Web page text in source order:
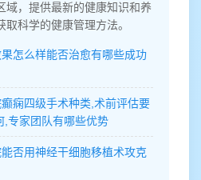
域，提供最新的健康知识和养
科学的健康管理方法。
怎么样能否治愈有哪些成功
痫四级手术种类,术前评估要
,专家团队有哪些优势
否用神经干细胞移植术攻克